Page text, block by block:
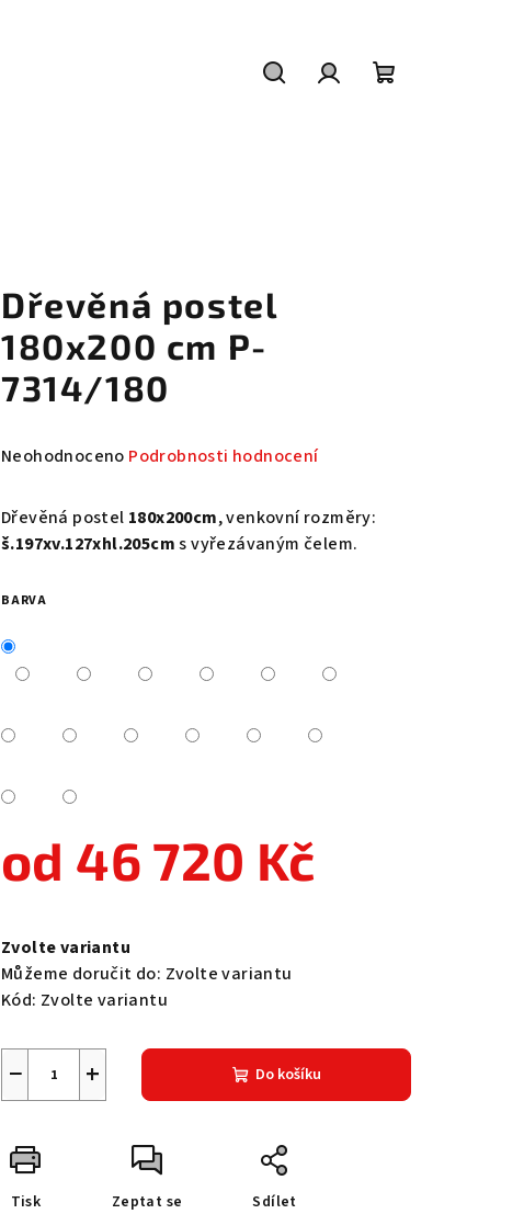
Dřevěná postel
180x200 cm P-
7314/180
Průměrné
produktu
je
hvězdiček.
Neohodnoceno Podrobnosti hodnocení
Dřevěná postel 180x200cm, venkovní rozměry:
š.197xv.127xhl.205cms vyřezávaným čelem.
BARVA
od 46 720 Kč
cena:
Zvolte variantu
Můžeme doručit do: Zvolte variantu
Kód: Zvolte variantu
+
− Do košíku
Tisk Zeptat se Sdílet